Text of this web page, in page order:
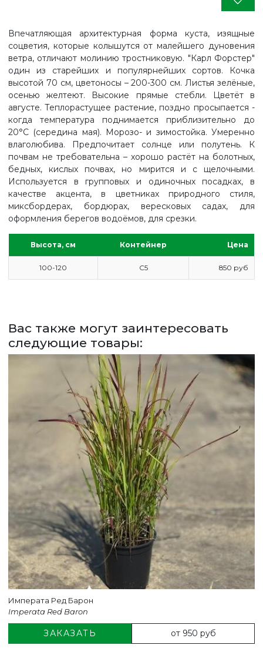
ГЛАВНАЯ
ПРАЙС
ЗАДАТЬ ВОПРОС
Впечатляющая архитектурная форма куста, изящные
соцветия, которые колышутся от малейшего дуновения
ветра, отличают молинию тростниковую. "Карл Форстер"
один из старейших и популярнейших сортов. Кочка
высотой 70 см, цветоносы – 200-300 см. Листья зелёные,
осенью желтеют. Высокие прямые стебли. Цветёт в
августе. Теплорастущее растение, поздно просыпается -
когда температура поднимается приблизительно до
20°С (середина мая). Морозо- и зимостойка. Умеренно
влаголюбива. Предпочитает солнце или полутень. К
почвам не требовательна – хорошо растёт на болотных,
бедных, кислых почвах, но мирится и с щелочными.
Используется в групповых и одиночных посадках, в
качестве акцента, в цветниках природного стиля,
миксбордерах, бордюрах, вересковых садах, для
оформления берегов водоёмов, для срезки.
Высота, см Контейнер Цена
100-120 С5 850 руб
Вас также могут заинтересовать
следующие товары:
Императа Ред Барон
Imperata Red Baron
ЗАКАЗАТЬ от 950 руб